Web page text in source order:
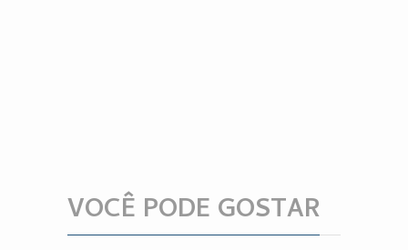
VOCÊ PODE GOSTAR